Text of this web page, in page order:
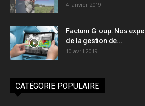
4 janvier 2019
Factum Group: Nos
de la gestion de...
10 avril 2019
CATÉGORIE POPULAIRE